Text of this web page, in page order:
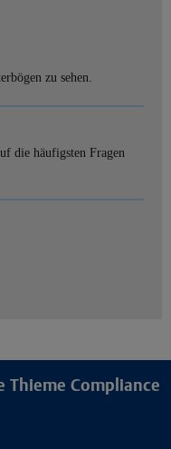
zu sehen.
die häufigsten Fragen
Thieme Compliance